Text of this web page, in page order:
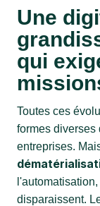
Une
qui
Toutes ces
formes diverses
entreprises.
disparaissent.